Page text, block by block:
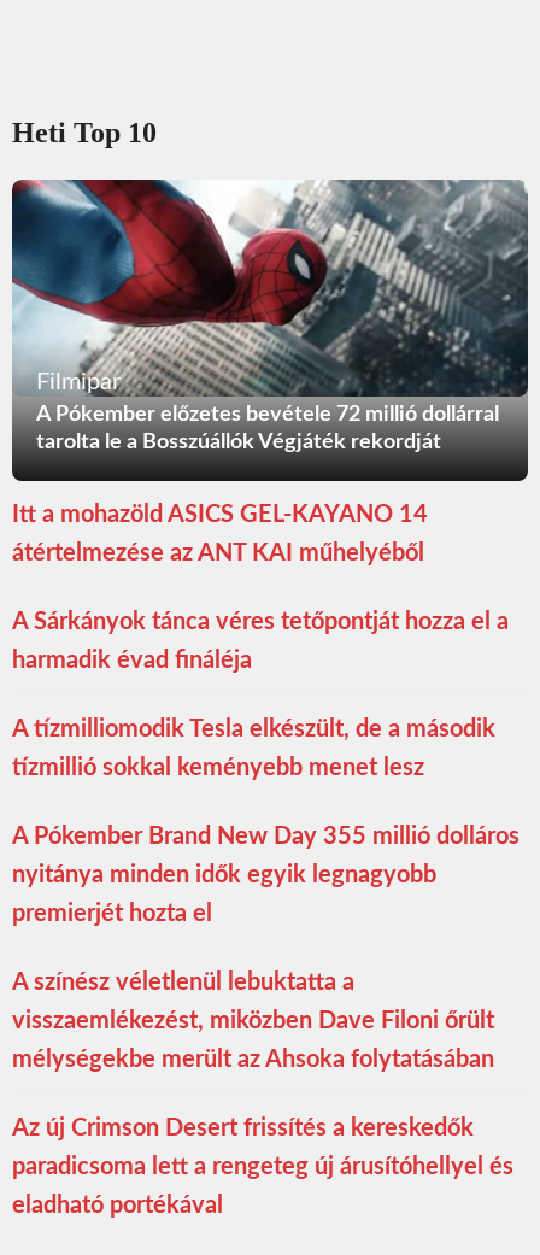
Heti Top 10
Filmipar
A Pókember előzetes bevétele 72 millió dollárral
tarolta le a Bosszúállók Végjáték rekordját
Itt a mohazöld ASICS GEL-KAYANO 14
átértelmezése az ANT KAI műhelyéből
A Sárkányok tánca véres tetőpontját hozza el a
harmadik évad fináléja
A tízmilliomodik Tesla elkészült, de a második
tízmillió sokkal keményebb menet lesz
A Pókember Brand New Day 355 millió dolláros
nyitánya minden idők egyik legnagyobb
premierjét hozta el
A színész véletlenül lebuktatta a
visszaemlékezést, miközben Dave Filoni őrült
mélységekbe merült az Ahsoka folytatásában
Az új Crimson Desert frissítés a kereskedők
paradicsoma lett a rengeteg új árusítóhellyel és
eladható portékával